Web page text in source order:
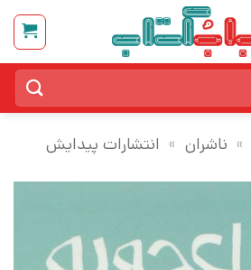
» ناشران » انتشارات پیدایش